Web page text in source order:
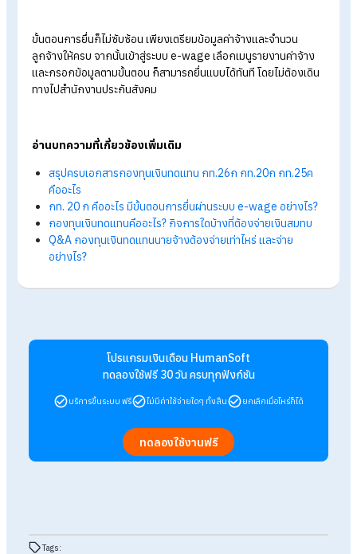
ให้แก่ลูกจ้าง โดยใช้ฐานในการคำนวณ ไม่เกิน 20,000 บาทต่อเดื
ต่อคน หรือ 240,000 บาทต่อปี เพื่อนำไปใช้คำนวณเงินสมทบกอง
เงินทดแทน
ข้อมูลที่ต้องเตรียมก่อนทำรายงานหรือยื่น กท
ค่าจ้างรายวันหรือรายเดือนของลูกจ้างที่ได้รับต่ำที่สุดในปีที่ผ่า
จำนวนลูกจ้าง ณ วันที่ 31 ธันวาคม ของปีที่ผ่านมา
ค่าจ้างสุทธิที่ต้องแจ้ง เฉพาะส่วนที่ไม่เกินเพดานที่กำหนด รวม
ยอดตลอดทั้งปี
สรุป ยื่น กท. 20 ก ผ่านระบบออนไลน์ ยื่น
ถึงเมื่อไหร่ มีวิธียังไง?
โดยสรุปแล้ว การยื่นแบบ กท.20ก ผ่านระบบ e-wage ช่วยให้นาย
ซึ่งต้องชำระ ภายในวันที่ 31 มีนาคม